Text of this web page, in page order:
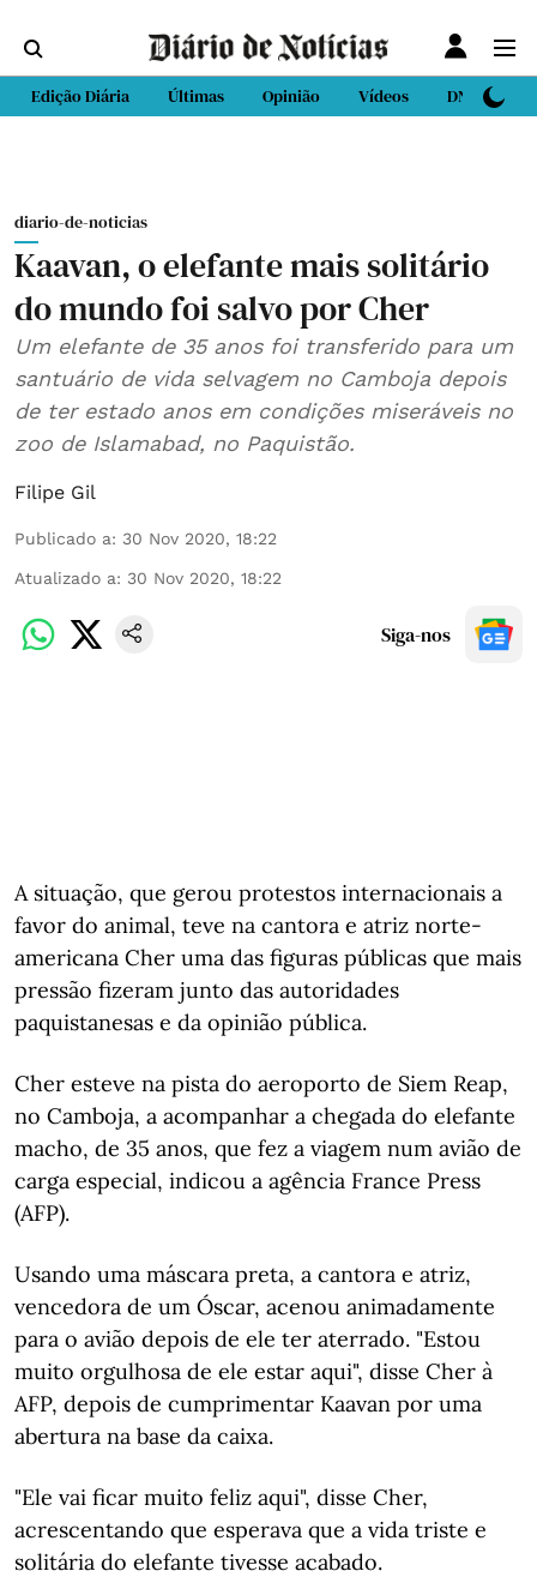
Edição Diária Últimas Opinião Vídeos DN Sport
diario-de-noticias
Kaavan, o elefante mais solitário
do mundo foi salvo por Cher
Um elefante de 35 anos foi transferido para um
santuário de vida selvagem no Camboja depois
de ter estado anos em condições miseráveis no
zoo de Islamabad, no Paquistão.
Filipe Gil
Publicado a: 30 Nov 2020, 18:22
Atualizado a: 30 Nov 2020, 18:22
Siga-nos
A situação, que gerou protestos internacionais a
favor do animal, teve na cantora e atriz norte-
americana Cher uma das figuras públicas que mais
pressão fizeram junto das autoridades
paquistanesas e da opinião pública.
Cher esteve na pista do aeroporto de Siem Reap,
no Camboja, a acompanhar a chegada do elefante
macho, de 35 anos, que fez a viagem num avião de
carga especial, indicou a agência France Press
(AFP).
Usando uma máscara preta, a cantora e atriz,
vencedora de um Óscar, acenou animadamente
para o avião depois de ele ter aterrado. "Estou
muito orgulhosa de ele estar aqui", disse Cher à
AFP, depois de cumprimentar Kaavan por uma
abertura na base da caixa.
"Ele vai ficar muito feliz aqui", disse Cher,
acrescentando que esperava que a vida triste e
solitária do elefante tivesse acabado.